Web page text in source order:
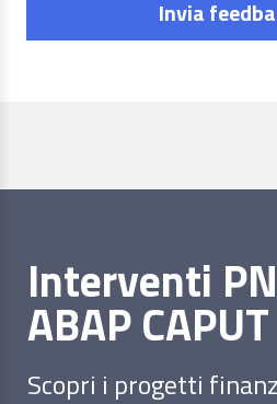
Invia
Interventi
ABAP
Scopri i progetti